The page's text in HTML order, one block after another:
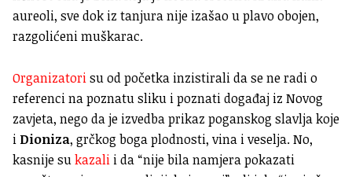
aureoli, sve dok iz tanjura nije izašao u plavo obojen,
razgolićeni muškarac.
Organizatorisu od početka inzistirali da se ne radi o
referenci na poznatu sliku i poznati događaj iz Novog
zavjeta, nego da je izvedba prikaz poganskog slavlja koje
i Dioniza, grčkog boga plodnosti, vina i veselja. No,
kasnije sukazali i da “nije bila namjera pokazati